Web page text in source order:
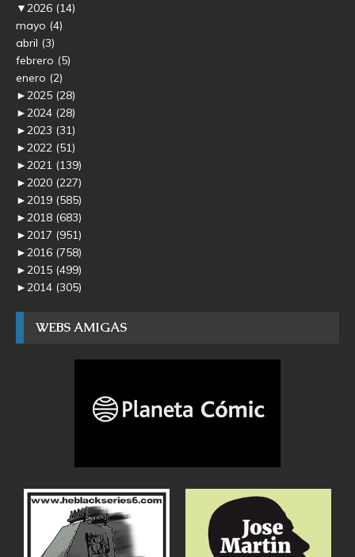
▼2026 (14)
mayo (4)
abril (3)
febrero (5)
enero (2)
►2025 (28)
►2024 (28)
►2023 (31)
►2022 (51)
►2021 (139)
►2020 (227)
►2019 (585)
►2018 (683)
►2017 (951)
►2016 (758)
►2015 (499)
►2014 (305)
WEBS AMIGAS